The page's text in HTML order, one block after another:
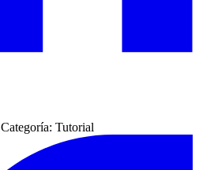
Categoría: Tutorial